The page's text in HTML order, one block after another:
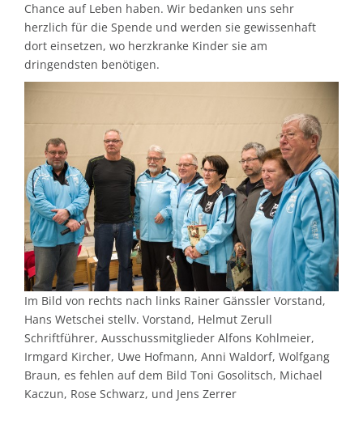
Chance auf Leben haben. Wir bedanken uns sehr
herzlich für die Spende und werden sie gewissenhaft
dort einsetzen, wo herzkranke Kinder sie am
dringendsten benötigen.
Im Bild von rechts nach links Rainer Gänssler Vorstand,
Hans Wetschei stellv. Vorstand, Helmut Zerull
Schriftführer, Ausschussmitglieder Alfons Kohlmeier,
Irmgard Kircher, Uwe Hofmann, Anni Waldorf, Wolfgang
Braun, es fehlen auf dem Bild Toni Gosolitsch, Michael
Kaczun, Rose Schwarz, und Jens Zerrer